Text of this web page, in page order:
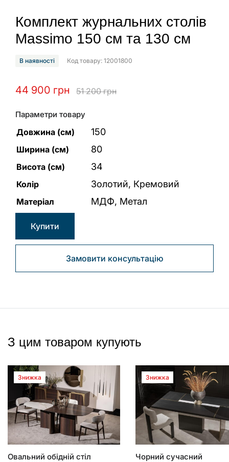
Комплект журнальних столів
Massimo 150 см та 130 см
В наявності Код товару: 12001800
51 200грн
44 900 грн
Параметри товару
Довжина (см) 150
Ширина (см) 80
Висота (см) 34
Колір Золотий, Кремовий
Матеріал МДФ, Метал
Купити
Замовити консультацію
З цим товаром купують
Знижка
Овальний обідній стіл
Знижка
Чорний сучасний